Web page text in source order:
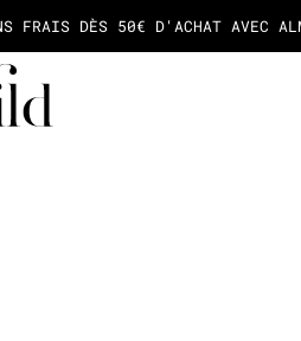
À DÉCOUVRIR NOS NOUVELLES